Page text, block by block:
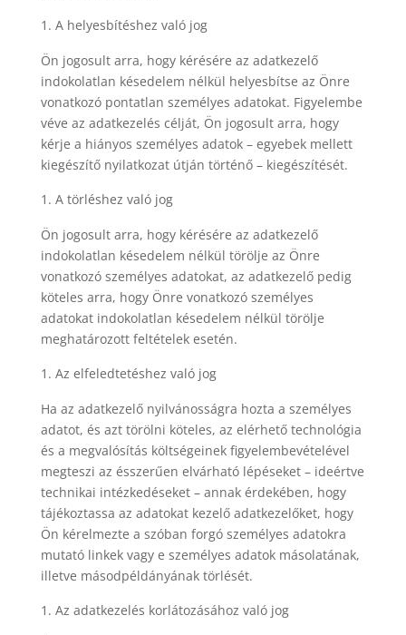
A helyesbítéshez való jog
Ön jogosult arra, hogy kérésére az adatkezelő
indokolatlan késedelem nélkül helyesbítse az Önre
vonatkozó pontatlan személyes adatokat. Figyelembe
véve az adatkezelés célját, Ön jogosult arra, hogy
kérje a hiányos személyes adatok – egyebek mellett
kiegészítő nyilatkozat útján történő – kiegészítését.
A törléshez való jog
Ön jogosult arra, hogy kérésére az adatkezelő
indokolatlan késedelem nélkül törölje az Önre
vonatkozó személyes adatokat, az adatkezelő pedig
köteles arra, hogy Önre vonatkozó személyes
adatokat indokolatlan késedelem nélkül törölje
meghatározott feltételek esetén.
Az elfeledtetéshez való jog
Ha az adatkezelő nyilvánosságra hozta a személyes
adatot, és azt törölni köteles, az elérhető technológia
és a megvalósítás költségeinek figyelembevételével
megteszi az ésszerűen elvárható lépéseket – ideértve
technikai intézkedéseket – annak érdekében, hogy
tájékoztassa az adatokat kezelő adatkezelőket, hogy
Ön kérelmezte a szóban forgó személyes adatokra
mutató linkek vagy e személyes adatok másolatának,
illetve másodpéldányának törlését.
Az adatkezelés korlátozásához való jog